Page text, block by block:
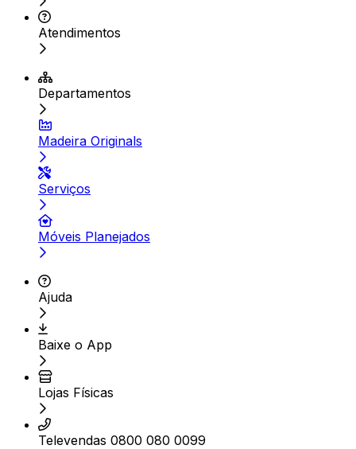
Atendimentos
Departamentos
Madeira Originals
Serviços
Móveis Planejados
Ajuda
Baixe o App
Lojas Físicas
Televendas 0800 080 0099